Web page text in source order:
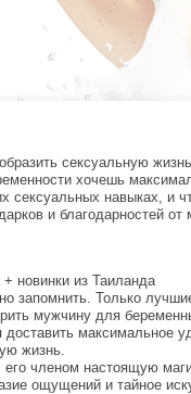
сексуальную
хочешь
сексуальных навыках, и
и благодарностей от
новинки из Таиланда
запомнить. Только
мужчину для
максимальное
жизнь.
его членом настоящую
ощущений и тайное